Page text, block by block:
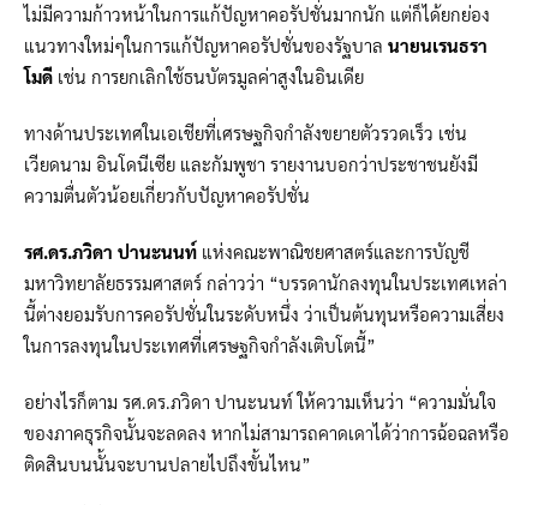
ไม่มีความก้าวหน้าในการแก้ปัญหาคอรัปชั่นมากนัก แต่ก็ได้ยกย่อง
แนวทางใหม่ๆในการแก้ปัญหาคอรัปชั่นของรัฐบาล นายนเรนธรา
โมดี เช่น การยกเลิกใช้ธนบัตรมูลค่าสูงในอินเดีย
ทางด้านประเทศในเอเชียที่เศรษฐกิจกำลังขยายตัวรวดเร็ว เช่น
เวียดนาม อินโดนีเซีย และกัมพูชา รายงานบอกว่าประชาชนยังมี
ความตื่นตัวน้อยเกี่ยวกับปัญหาคอรัปชั่น
รศ.ดร.ภวิดา ปานะนนท์ แห่งคณะพาณิชยศาสตร์และการบัญชี
มหาวิทยาลัยธรรมศาสตร์ กล่าวว่า “บรรดานักลงทุนในประเทศเหล่า
นี้ต่างยอมรับการคอรัปชั่นในระดับหนึ่ง ว่าเป็นต้นทุนหรือความเสี่ยง
ในการลงทุนในประเทศที่เศรษฐกิจกำลังเติบโตนี้”
อย่างไรก็ตาม รศ.ดร.ภวิดา ปานะนนท์ ให้ความเห็นว่า “ความมั่นใจ
ของภาคธุรกิจนั้นจะลดลง หากไม่สามารถคาดเดาได้ว่าการฉ้อฉลหรือ
ติดสินบนนั้นจะบานปลายไปถึงขั้นไหน”